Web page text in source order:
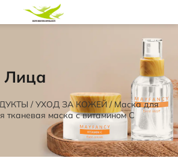
Лица
/ УХОД ЗА КОЖЕЙ/Маска для
тканевая маска с витамином С